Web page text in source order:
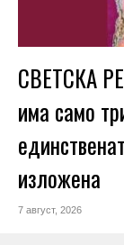
СВЕТСКА
има само
изложена
7 август, 2026